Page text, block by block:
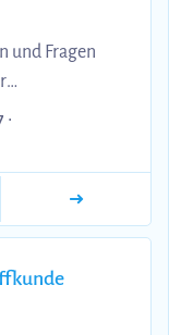
und Fragen
sich
dem
•